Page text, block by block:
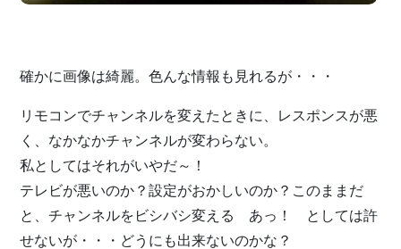
確かに画像は綺麗。色んな情報も見れるが・・・
リモコンでチャンネルを変えたときに、レスポンスが悪
く、なかなかチャンネルが変わらない。
私としてはそれがいやだ～！
テレビが悪いのか？設定がおかしいのか？このままだ
と、チャンネルをビシバシ変える あっ！ としては許
せないが・・・どうにも出来ないのかな？